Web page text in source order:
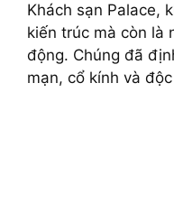
Khách sạn Palace,
kiến trúc mà còn là
động. Chúng đã
mạn, cổ kính và